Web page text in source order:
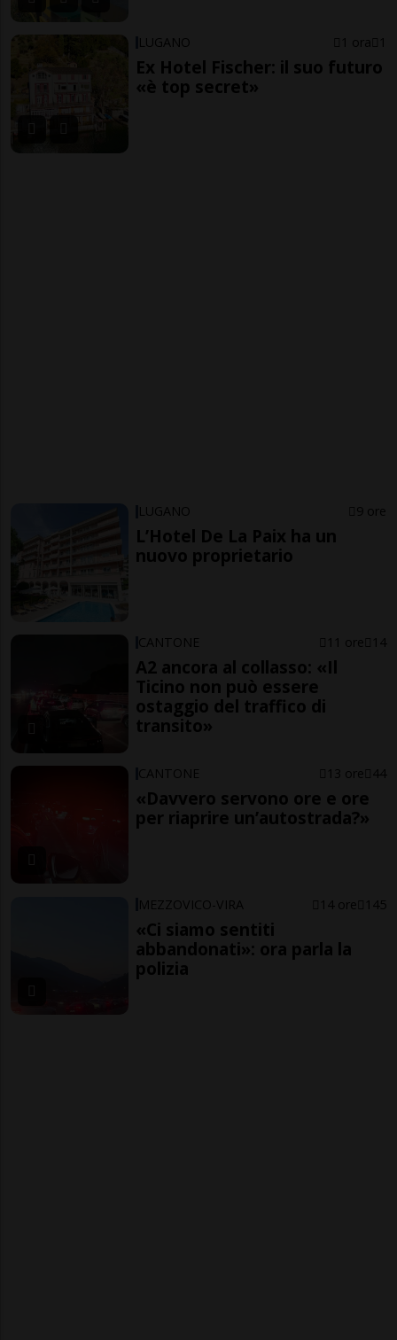
LUGANO 1 ora 1
Ex Hotel Fischer: il suo futuro
«è top secret»
LUGANO 9 ore
L’Hotel De La Paix ha un
nuovo proprietario
CANTONE 11 ore 14
A2 ancora al collasso: «Il
Ticino non può essere
ostaggio del traffico di
transito»
CANTONE 13 ore 44
«Davvero servono ore e ore
per riaprire un’autostrada?»
MEZZOVICO-VIRA 14 ore 145
«Ci siamo sentiti
abbandonati»: ora parla la
polizia